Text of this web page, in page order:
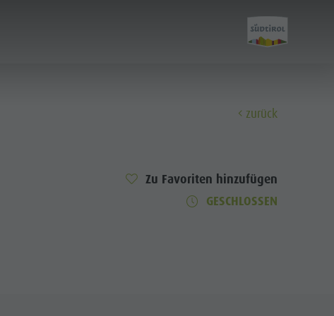
zurück
Zu Favoriten hinzufügen
GESCHLOSSEN